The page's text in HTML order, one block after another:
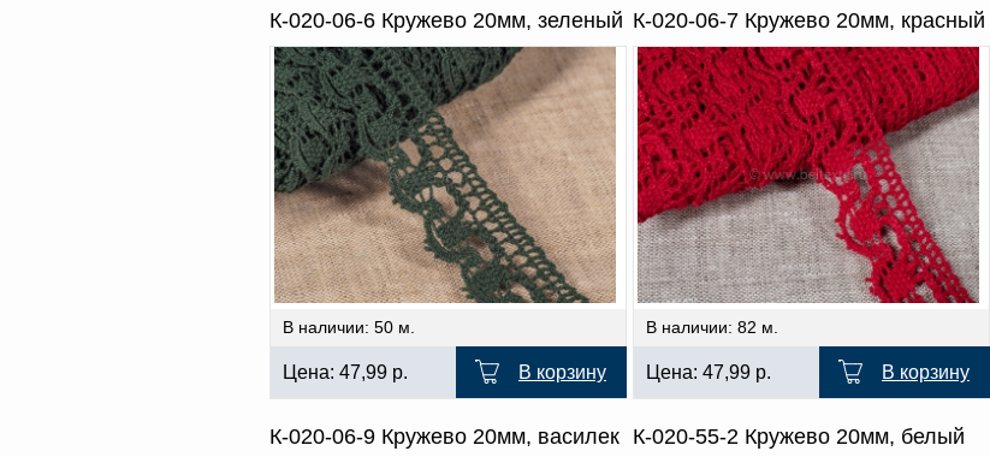
К-020-06-6 Кружево 20мм, зеленый
В наличии: 50 м.
Цена: 47,99 р. В корзину
К-020-06-7 Кружево 20мм, красный
В наличии: 82 м.
Цена: 47,99 р. В корзину
К-020-06-9 Кружево 20мм, василек К-020-55-2 Кружево 20мм, белый